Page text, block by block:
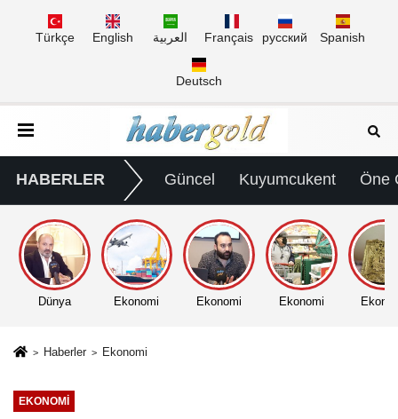
Türkçe English العربية Français русский Spanish
Deutsch
HABERLER Güncel Kuyumcukent Öne
Dünya Ekonomi Ekonomi Ekonomi
Haberler Ekonomi
EKONOMI